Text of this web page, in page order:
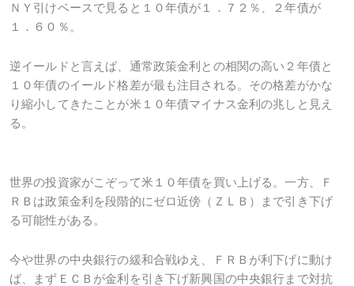
ＮＹ引けベースで見ると１０年債が１．７２％、２年債が
１．６０％。
逆イールドと言えば、通常政策金利との相関の高い２年債と
１０年債のイールド格差が最も注目される。その格差がかな
り縮小してきたことが米１０年債マイナス金利の兆しと見え
る。
世界の投資家がこぞって米１０年債を買い上げる。一方、Ｆ
ＲＢは政策金利を段階的にゼロ近傍（ＺＬＢ）まで引き下げ
る可能性がある。
今や世界の中央銀行の緩和合戦ゆえ、ＦＲＢが利下げに動け
ば、まずＥＣＢが金利を引き下げ新興国の中央銀行まで対抗